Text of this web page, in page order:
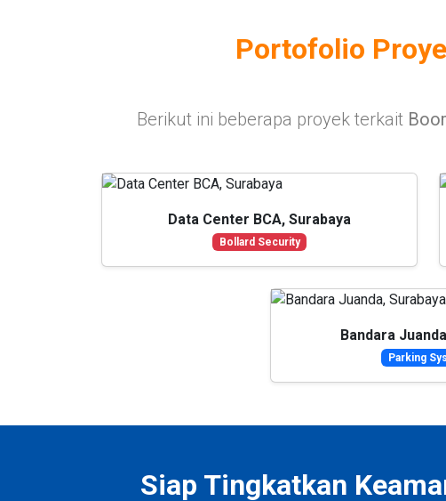
Portofolio
Berikut ini beberapa proyek terkait
Data Center BCA, Surabaya
Bollard Security
Bandara
Parking
Siap Tingkatkan